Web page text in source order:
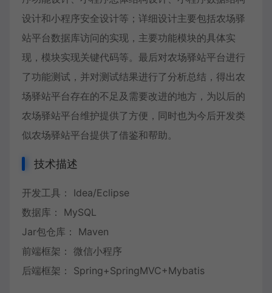
设计和小程序安全设计等；详细设计主要包括农场驿
站平台数据库访问的实现，主要功能模块的具体实
现，模块实现关键代码等。最后对农场驿站平台进行
了功能测试，并对测试结果进行了分析总结，得出农
场驿站平台存在的不足及需要改进的地方，为以后的
农场驿站平台维护提供了方便，同时也为今后开发类
似农场驿站平台提供了借鉴和帮助。
技术描述
开发工具： Idea/Eclipse
数据库： MySQL
Jar包仓库： Maven
前端框架： 微信小程序
后端框架： Spring+SpringMVC+Mybatis